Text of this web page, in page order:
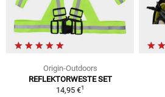
Origin-Outdoors
REFLEKTORWESTE SET
14,95 €1